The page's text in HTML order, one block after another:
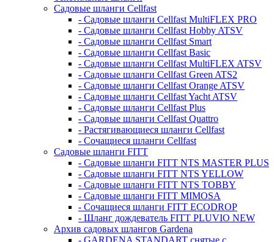
Садовые шланги Cellfast
- Садовые шланги Cellfast MultiFLEX PRO
- Садовые шланги Cellfast Hobby ATSV
- Садовые шланги Cellfast Smart
- Садовые шланги Cellfast Basic
- Садовые шланги Cellfast MultiFLEX ATSV
- Садовые шланги Cellfast Green ATS2
- Садовые шланги Cellfast Orange ATSV
- Садовые шланги Cellfast Yacht ATSV
- Садовые шланги Cellfast Plus
- Садовые шланги Cellfast Quattro
- Растягивающиеся шланги Cellfast
- Сочащиеся шланги Cellfast
Садовые шланги FITT
- Садовые шланги FITT NTS MASTER PLUS
- Садовые шланги FITT NTS YELLOW
- Садовые шланги FITT NTS TOBBY
- Садовые шланги FITT MIMOSA
- Сочащиеся шланги FITT ECODROP
- Шланг дождеватель FITT PLUVIO NEW
Архив садовых шлангов Gardena
- GARDENA STANDART снятые с